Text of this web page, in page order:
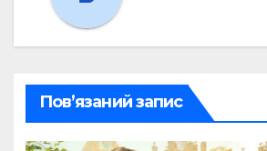
Пов’язаний запис